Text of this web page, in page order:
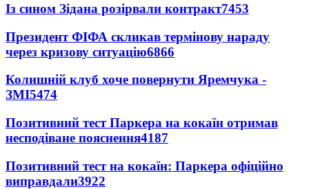
Із сином Зідана розірвали контракт7453
Президент ФІФА скликав термінову нараду
через кризову ситуацію6866
Колишній клуб хоче повернути Яремчука -
ЗМІ5474
Позитивний тест Паркера на кокаїн отримав
несподіване пояснення4187
Позитивний тест на кокаїн: Паркера офіційно
виправдали3922